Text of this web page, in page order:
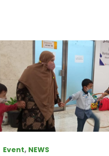
Event, NEWS